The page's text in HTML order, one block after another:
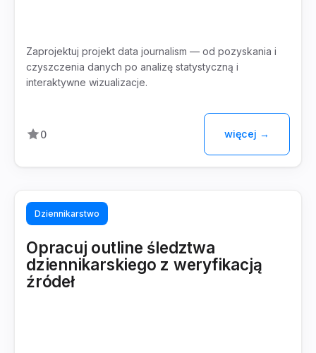
Zaprojektuj projekt data journalism — od pozyskania i
czyszczenia danych po analizę statystyczną i
interaktywne wizualizacje.
0 więcej →
Dziennikarstwo
Opracuj outline śledztwa
dziennikarskiego z weryfikacją
źródeł